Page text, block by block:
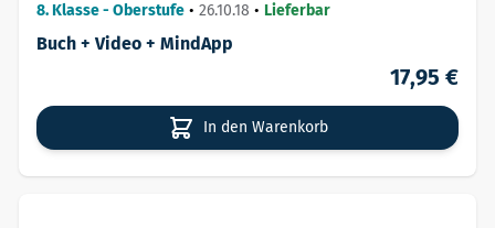
8. Klasse - Oberstufe • 26.10.18 • Lieferbar
Buch + Video + MindApp
17,95 €
In den Warenkorb